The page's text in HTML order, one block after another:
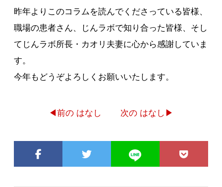
昨年よりこのコラムを読んでくださっている皆様、
職場の患者さん、じんラボで知り合った皆様、そし
てじんラボ所長・カオリ夫妻に心から感謝していま
す。
今年もどうぞよろしくお願いいたします。
◀前の はなし 次の はなし▶